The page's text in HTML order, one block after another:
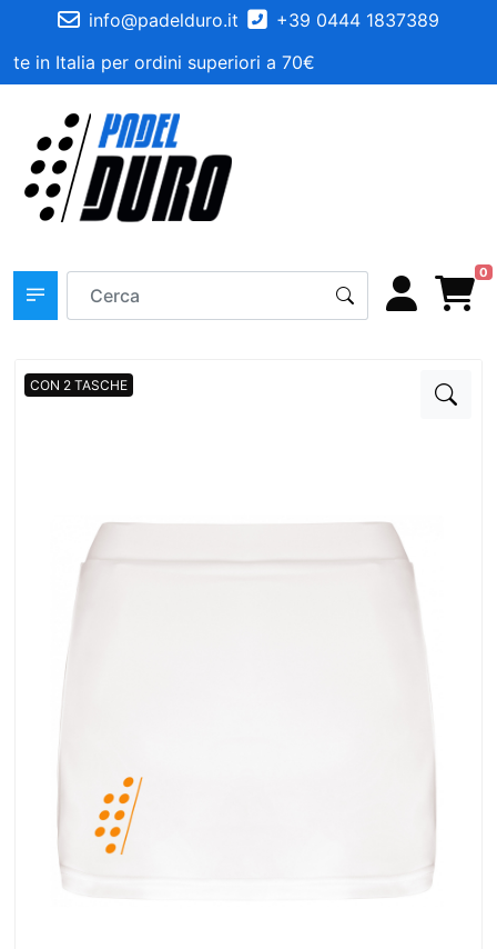
info@padelduro.it
+39 0444 1837389
in Italia per ordini superiori a 70€
0
CON 2 TASCHE